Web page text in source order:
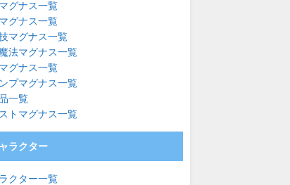
グナス一覧
グナス一覧
マグナス一覧
法マグナス一覧
グナス一覧
プマグナス一覧
一覧
トマグナス一覧
ラクター
クター一覧